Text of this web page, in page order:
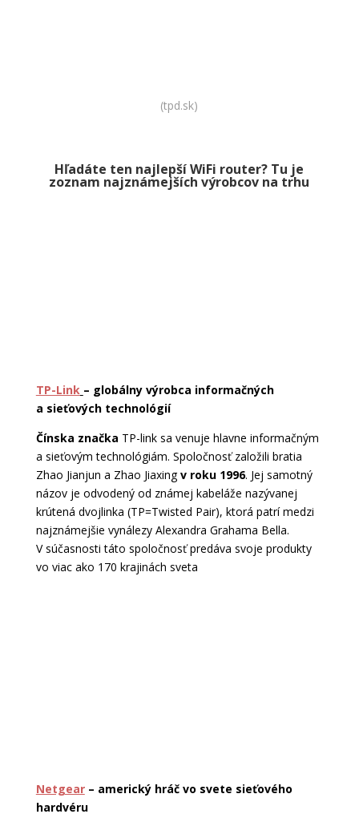
(tpd.sk)
Hľadáte ten najlepší WiFi router? Tu je
zoznam najznámejších výrobcov na trhu
TP-Link – globálny výrobca informačných
a sieťových technológií
Čínska značka TP-link sa venuje hlavne informačným
a sieťovým technológiám. Spoločnosť založili bratia
Zhao Jianjun a Zhao Jiaxingv roku 1996. Jej samotný
názov je odvodený od známej kabeláže nazývanej
krútená dvojlinka (TP=Twisted Pair), ktorá patrí medzi
najznámejšie vynálezy Alexandra Grahama Bella.
V súčasnosti táto spoločnosť predáva svoje produkty
vo viac ako 170 krajinách sveta
Netgear– americký hráč vo svete sieťového
hardvéru